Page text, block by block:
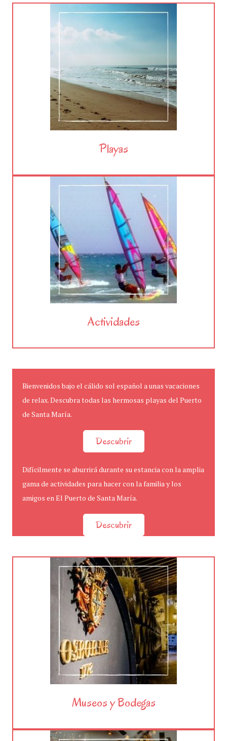
Playas
Actividades
Bienvenidos bajo el cálido sol español a unas vacaciones
de relax. Descubra todas las hermosas playas del Puerto
de Santa María.
Descubrir
Difícilmente se aburrirá durante su estancia con la amplia
gama de actividades para hacer con la familia y los
amigos en El Puerto de Santa María.
Descubrir
Museos y Bodegas